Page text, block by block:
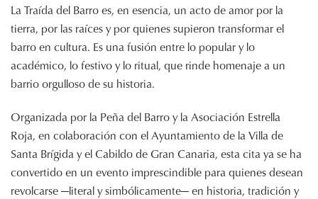
La Traída del Barro es, en esencia, un acto de amor por la
tierra, por las raíces y por quienes supieron transformar el
barro en cultura. Es una fusión entre lo popular y lo
académico, lo festivo y lo ritual, que rinde homenaje a un
barrio orgulloso de su historia.
Organizada por la Peña del Barro y la Asociación Estrella
Roja, en colaboración con el Ayuntamiento de la Villa de
Santa Brígida y el Cabildo de Gran Canaria, esta cita ya se ha
convertido en un evento imprescindible para quienes desean
revolcarse —literal y simbólicamente— en historia, tradición y